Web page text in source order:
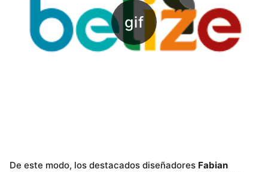
De este modo, los destacados diseñadores Fabian